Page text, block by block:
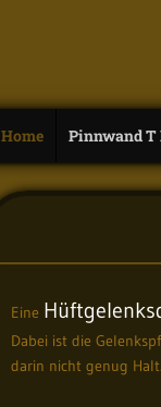
Home Pinnwand T
Eine
Dabei ist die
darin nicht genug